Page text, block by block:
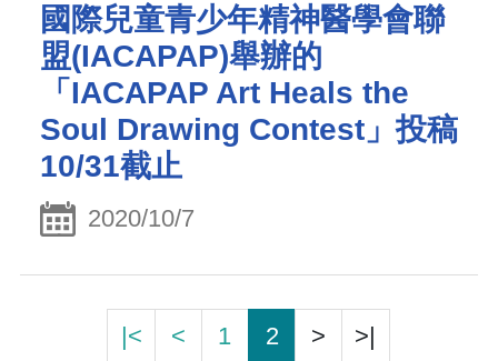
國際兒童青少年精神醫學會聯
盟(IACAPAP)舉辦的
「IACAPAP Art Heals the
Soul Drawing Contest」投稿
10/31截止
2020/10/7
|< < 1 2 > >|